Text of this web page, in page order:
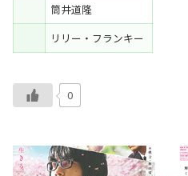
筒井道隆
リリー・フランキー
0